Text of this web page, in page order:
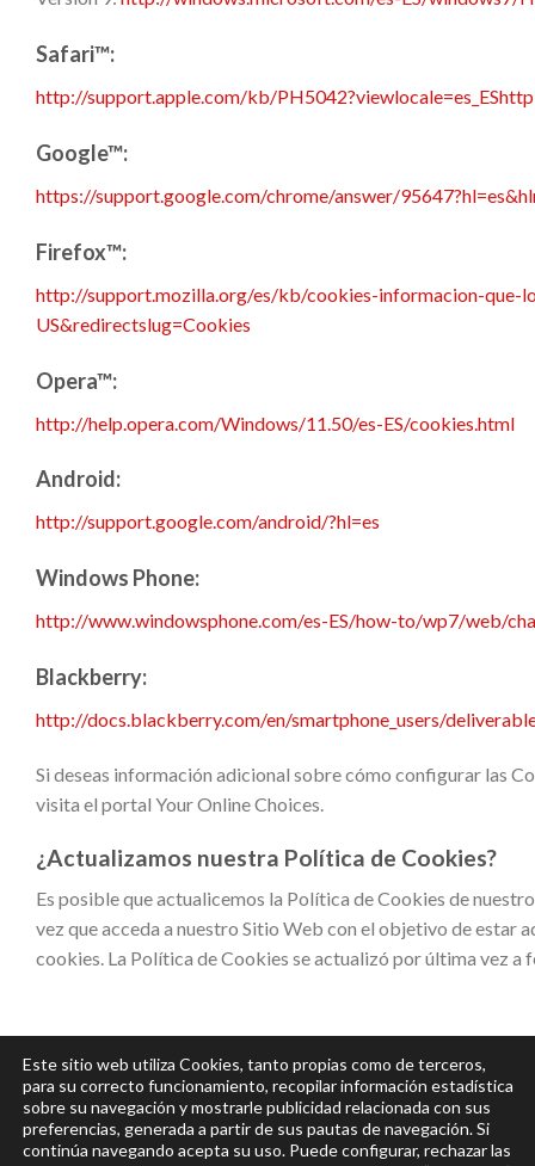
Safari™:
http://support.apple.com/kb/PH5042?viewlocale=es_ES
Google™:
https://support.google.com/chrome/answer/
Firefox™:
http://support.mozilla.org/es/kb/cookies-informacion-que-
US&redirectslug=Cookies
Opera™:
http://help.opera.com/Windows/11.50/es-ES/cookies.html
Android:
http://support.google.com/android/?hl=es
Windows Phone:
http://www.windowsphone.com/es-ES/how-to/wp7/web/
Blackberry:
http://docs.blackberry.com/en/smartphone_users/
Si deseas información adicional sobre cómo configurar las
visita el portal Your Online Choices.
¿Actualizamos nuestra Política de Cookies?
Es posible que actualicemos la Política de Cookies de
vez que acceda a nuestro Sitio Web con el objetivo de estar
cookies. La Política de Cookies se actualizó por última vez a
Este sitio web utiliza Cookies, tanto propias como de terceros,
para su correcto funcionamiento, recopilar información estadística
sobre su navegación y mostrarle publicidad relacionada con sus
preferencias, generada a partir de sus pautas de navegación. Si
continúa navegando acepta su uso. Puede configurar, rechazar las